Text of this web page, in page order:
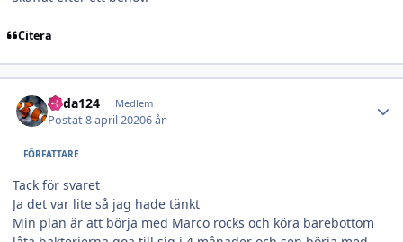
Citera
edda124 Medlem
Postat8 april 20206 år
FÖRFATTARE
Tack för svaret
Ja det var lite så jag hade tänkt
Min plan är att börja med Marco rocks och köra barebottom